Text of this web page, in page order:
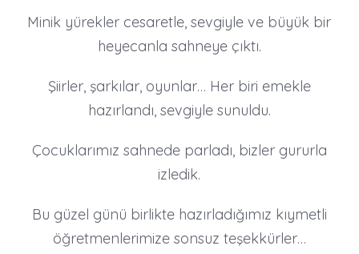
Minik yürekler cesaretle, sevgiyle ve büyük bir
heyecanla sahneye çıktı.
Şiirler, şarkılar, oyunlar… Her biri emekle
hazırlandı, sevgiyle sunuldu.
Çocuklarımız sahnede parladı, bizler gururla
izledik.
Bu güzel günü birlikte hazırladığımız kıymetli
öğretmenlerimize sonsuz teşekkürler…